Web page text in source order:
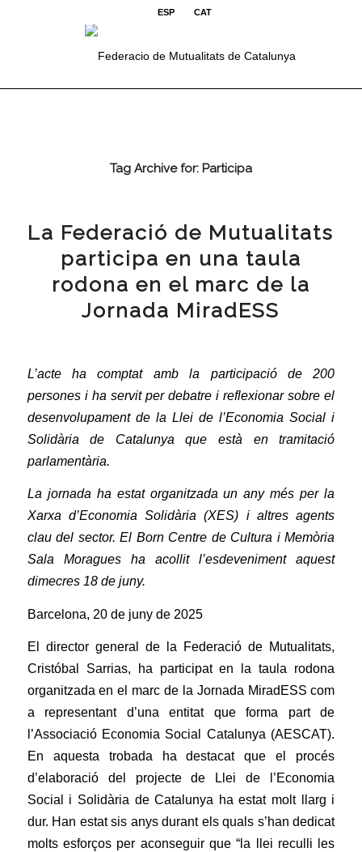
ESP CAT
Tag Archive for: Participa
La Federació de Mutualitats
participa en una taula
rodona en el marc de la
Jornada MiradESS
L’acte ha comptat amb la participació de 200
persones i ha servit per debatre i reflexionar sobre el
desenvolupament de la Llei de l’Economia Social i
Solidària de Catalunya que està en tramitació
parlamentària.
La jornada ha estat organitzada un any més per la
Xarxa d’Economia Solidària (XES) i altres agents
clau del sector. El Born Centre de Cultura i Memòria
Sala Moragues ha acollit l’esdeveniment aquest
dimecres 18 de juny.
Barcelona, 20 de juny de 2025
El director general de la Federació de Mutualitats,
Cristóbal Sarrias, ha participat en la taula rodona
organitzada en el marc de la Jornada MiradESS com
a representant d’una entitat que forma part de
l’Associació Economia Social Catalunya (AESCAT).
En aquesta trobada ha destacat que el procés
d’elaboració del projecte de Llei de l’Economia
Social i Solidària de Catalunya ha estat molt llarg i
dur. Han estat sis anys durant els quals s’han dedicat
molts esforços per aconseguir que “la llei reculli les